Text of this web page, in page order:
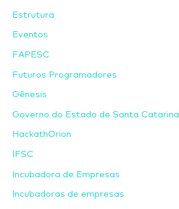
Estrutura
Eventos
FAPESC
Futuros Programadores
Gênesis
Governo do Estado de Santa Catarina
HackathOrion
IFSC
Incubadora de Empresas
Incubadoras de empresas